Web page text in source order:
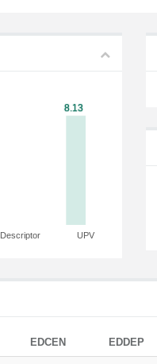
Descriptor UPV
EDCEN EDDEP